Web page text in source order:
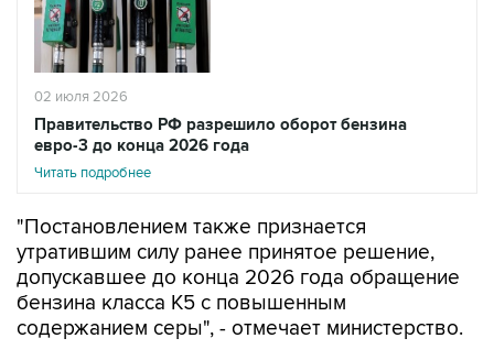
02 июля 2026
Правительство РФ разрешило оборот бензина
евро-3 до конца 2026 года
Читать подробнее
"Постановлением также признается
утратившим силу ранее принятое решение,
допускавшее до конца 2026 года обращение
бензина класса К5 с повышенным
содержанием серы", - отмечает министерство.